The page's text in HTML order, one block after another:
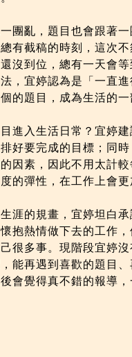
團亂，題目也會跟著一
有截稿的時刻，這次不
沒到位，總有一天會
，宜婷認為是「一直進
的題目，成為生活的一
進入生活日常？宜婷
好要完成的目標；同時
因素，因此不用太計較
的彈性，在工作上會更
涯的規畫，宜婷坦白
抱熱情做下去的工作，
很多事。現階段宜婷沒
能再遇到喜歡的題目
會覺得真不錯的報導，